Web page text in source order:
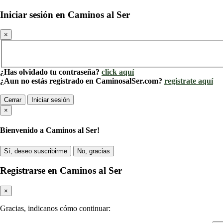
Iniciar sesión en Caminos al Ser
×
¿Has olvidado tu contraseña? click aquí
¿Aun no estás registrado en CaminosalSer.com? registrate aquí
Cerrar
Iniciar sesión
×
Bienvenido a Caminos al Ser!
Sí, deseo suscribirme No, gracias
Registrarse en Caminos al Ser
×
Gracias, indicanos cómo continuar: